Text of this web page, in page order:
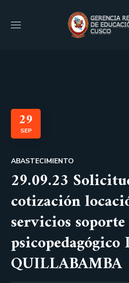
29
SEP
ABASTECIMIENTO
29.09.23
cotización
servicios soporte
psicopedagógico
QUILLABAMBA